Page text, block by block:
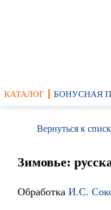
КАТАЛОГ БОНУСНАЯ
Вернуться к
Зимовье:
Обработка И.С.